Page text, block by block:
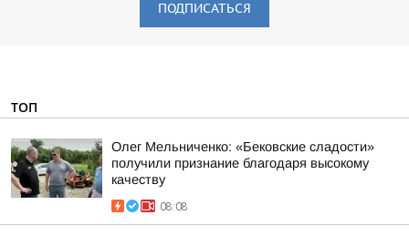
ПОДПИСАТЬСЯ
ТОП
Олег Мельниченко: «Бековские сладости»
получили признание благодаря высокому
качеству
08:08